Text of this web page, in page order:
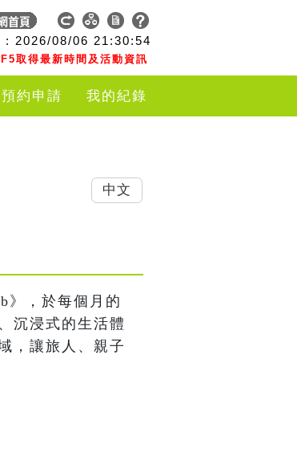
: 2026/08/06 21:30:55
取得最新時間及活動資訊
預約申請 我的紀錄
》，於每個月的
沉浸式的生活體
，讓旅人、親子